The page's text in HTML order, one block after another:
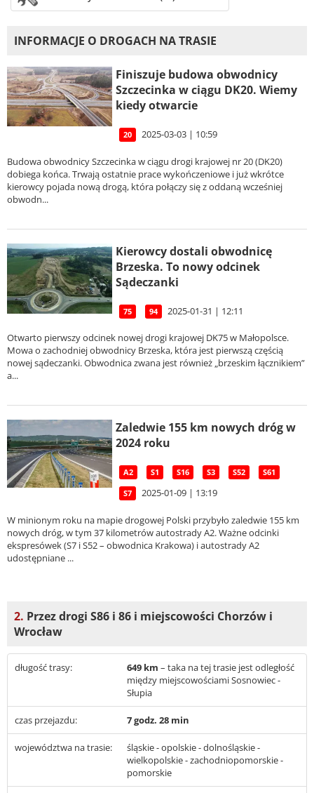
INFORMACJE O DROGACH NA TRASIE
Finiszuje budowa obwodnicy
Szczecinka w ciągu DK20. Wiemy
kiedy otwarcie
20 2025-03-03 | 10:59
Budowa obwodnicy Szczecinka w ciągu drogi krajowej nr 20 (DK20)
dobiega końca. Trwają ostatnie prace wykończeniowe i już wkrótce
kierowcy pojada nową drogą, która połączy się z oddaną wcześniej
obwodn...
Kierowcy dostali obwodnicę
Brzeska. To nowy odcinek
Sądeczanki
75 94 2025-01-31 | 12:11
Otwarto pierwszy odcinek nowej drogi krajowej DK75 w Małopolsce.
Mowa o zachodniej obwodnicy Brzeska, która jest pierwszą częścią
nowej sądeczanki. Obwodnica zwana jest również „brzeskim łącznikiem”
a...
Zaledwie 155 km nowych dróg w
2024 roku
A2 S1 S16 S3 S52 S61
S7 2025-01-09 | 13:19
W minionym roku na mapie drogowej Polski przybyło zaledwie 155 km
nowych dróg, w tym 37 kilometrów autostrady A2. Ważne odcinki
ekspresówek (S7 i S52 – obwodnica Krakowa) i autostrady A2
udostępniane ...
2. Przez drogi S86 i 86 i miejscowości Chorzów i
Wrocław
długość trasy: 649 km – taka na tej trasie jest odległość
między miejscowościami Sosnowiec -
Słupia
czas przejazdu: 7 godz. 28 min
województwa na trasie:
śląskie - opolskie - dolnośląskie -
wielkopolskie - zachodniopomorskie -
pomorskie